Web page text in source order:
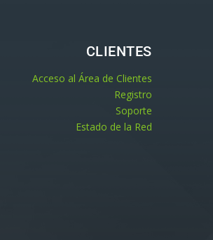
CLIENTES
Acceso al Área de Clientes
Registro
Soporte
Estado de la Red